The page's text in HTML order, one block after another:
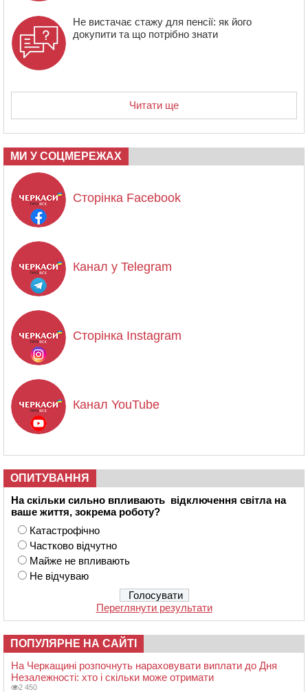
Не вистачає стажу для пенсії: як його
докупити та що потрібно знати
Читати ще
МИ У СОЦМЕРЕЖАХ
Сторінка Facebook
Канал у Telegram
Сторінка Instagram
Канал YouTube
ОПИТУВАННЯ
На скільки сильно впливають відключення світла на
ваше життя, зокрема роботу?
Катастрофічно
Частково відчутно
Майже не впливають
Не відчуваю
Переглянути результати
ПОПУЛЯРНЕ НА САЙТІ
На Черкащині розпочнуть нараховувати виплати до Дня
Незалежності: хто і скільки може отримати
2 450